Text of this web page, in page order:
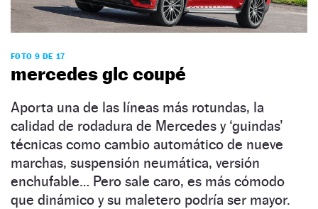
FOTO 9 DE 17
mercedes glc coupé
Aporta una de las líneas más rotundas, la
calidad de rodadura de Mercedes y ‘guindas’
técnicas como cambio automático de nueve
marchas, suspensión neumática, versión
enchufable… Pero sale caro, es más cómodo
que dinámico y su maletero podría ser mayor.